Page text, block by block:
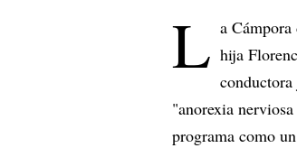
L a
hija
"anorexia
programa como